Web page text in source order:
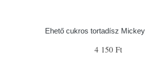
Ehető cukros tortadísz
4 150 Ft